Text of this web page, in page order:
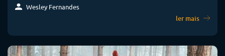
Wesley Fernandes
ler mais